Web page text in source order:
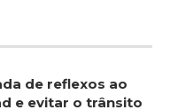
de reflexos ao
e evitar o trânsito